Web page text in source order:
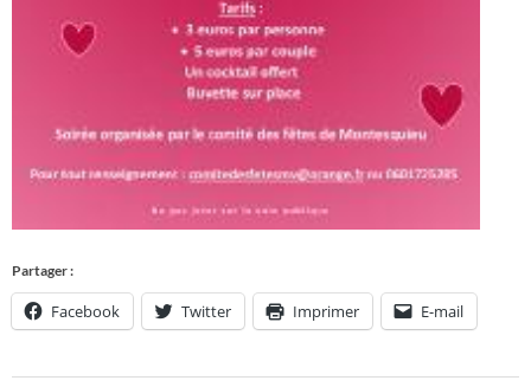
Partager :
Facebook Twitter Imprimer E-mail